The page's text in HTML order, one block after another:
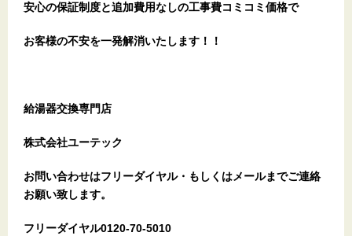
安心の保証制度と追加費用なしの工事費コミコミ価格で
お客様の不安を一発解消いたします ！！
給湯器交換専門店
株式会社ユーテック
お問い合わせはフリーダイヤル・もしくはメールまでご連絡
お願い致します。
フリーダイヤル0120-70-5010